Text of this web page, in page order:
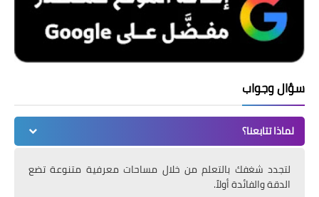
سؤال وجواب
لماذا تتابعنا؟
لتجدد شغفك بالتعلم من خلال مساحات معرفية متنوعة تضع
الدقة والفائدة أولاً.